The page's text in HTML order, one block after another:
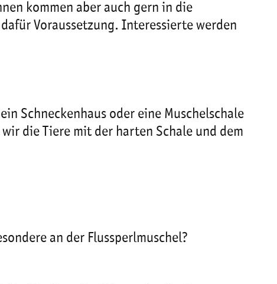
kommen aber auch gern in die
Voraussetzung. Interessierte werden
Schneckenhaus oder eine Muschelschale
die Tiere mit der harten Schale und dem
an der Flussperlmuschel?